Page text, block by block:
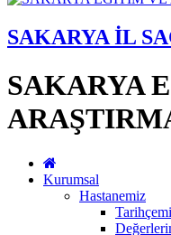
SAKARYA İL
SAKARYA
Kurumsal
Hastanemiz